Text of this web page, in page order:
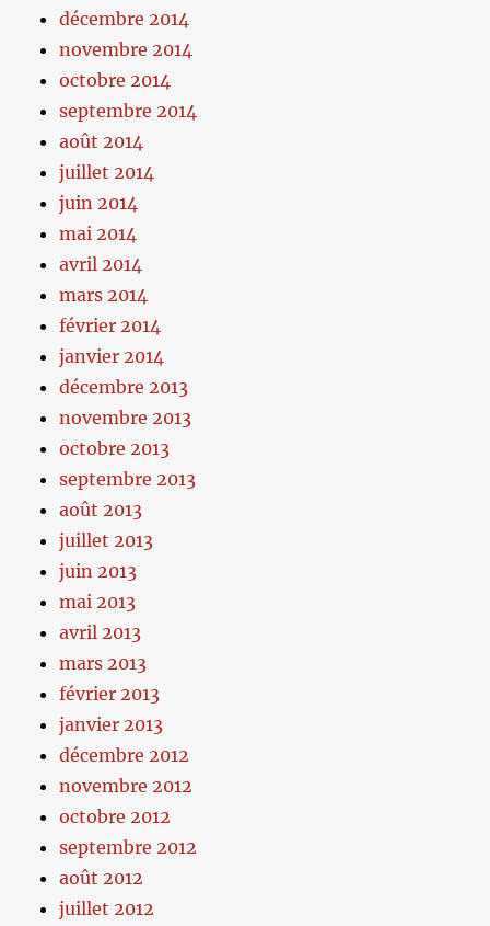
décembre 2014
novembre 2014
octobre 2014
septembre 2014
août 2014
juillet 2014
juin 2014
mai 2014
avril 2014
mars 2014
février 2014
janvier 2014
décembre 2013
novembre 2013
octobre 2013
septembre 2013
août 2013
juillet 2013
juin 2013
mai 2013
avril 2013
mars 2013
février 2013
janvier 2013
décembre 2012
novembre 2012
octobre 2012
septembre 2012
août 2012
juillet 2012